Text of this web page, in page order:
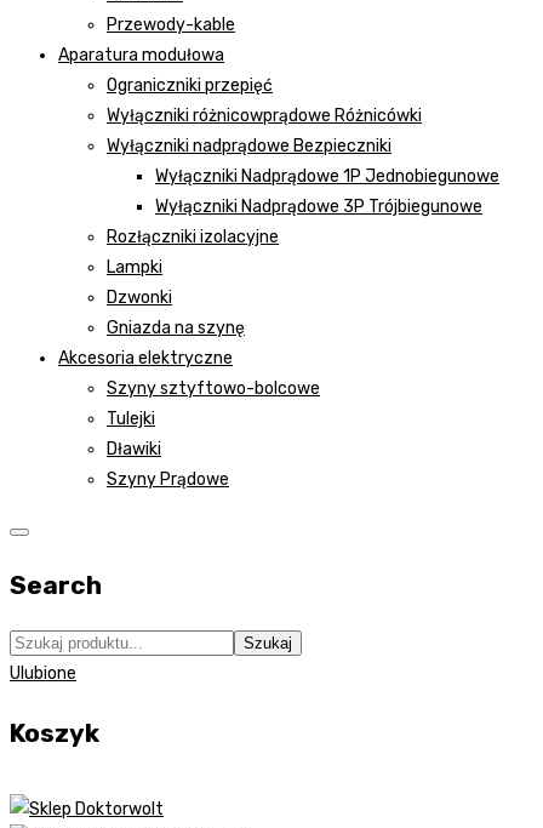
Przewody-kable
Aparatura modułowa
Ograniczniki przepięć
Wyłączniki różnicowprądowe Różnicówki
Wyłączniki nadprądowe Bezpieczniki
Wyłączniki Nadprądowe 1P Jednobiegunowe
Wyłączniki Nadprądowe 3P Trójbiegunowe
Rozłączniki izolacyjne
Lampki
Dzwonki
Gniazda na szynę
Akcesoria elektryczne
Szyny sztyftowo-bolcowe
Tulejki
Dławiki
Szyny Prądowe
Search
Szukaj
Ulubione
Koszyk